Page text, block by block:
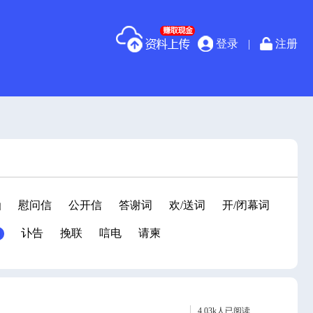
登录 | 注册
慰问信 公开信 答谢词 欢/送词 开/闭幕词
讣告 挽联 唁电 请柬
4.03k人已阅读